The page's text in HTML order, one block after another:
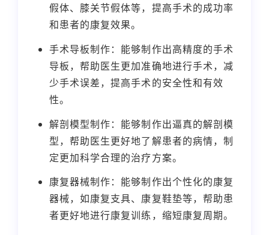
假体、膝关节假体等，提高手术的成功率
和患者的康复效果。
手术导板制作：能够制作出高精度的手术
导板，帮助医生更加准确地进行手术，减
少手术误差，提高手术的安全性和有效
性。
解剖模型制作：能够制作出逼真的解剖模
型，帮助医生更好地了解患者的病情，制
定更加科学合理的治疗方案。
康复器械制作：能够制作出个性化的康复
器械，如康复支具、康复鞋垫等，帮助患
者更好地进行康复训练，缩短康复周期。